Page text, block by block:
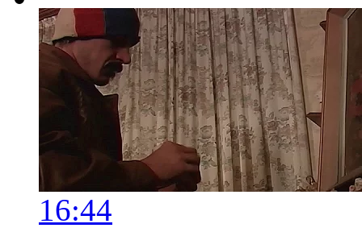
16:44